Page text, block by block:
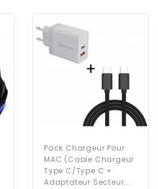
Pack Chargeur Pour
MAC (Cable Chargeur
Type C/Type C +
Adaptateur Secteur...